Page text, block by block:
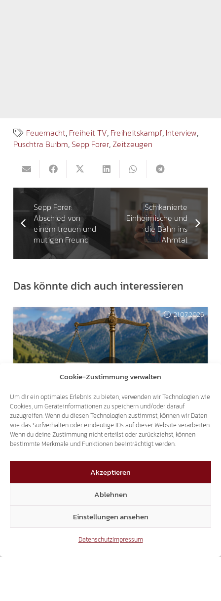
Cookie-Zustimmung verwalten
Um dir ein optimales Erlebnis zu bieten, verwenden wir Technologien wie
Cookies, um Geräteinformationen zu speichern und/oder darauf
zuzugreifen. Wenn du diesen Technologien zustimmst, können wir Daten
wie das Surfverhalten oder eindeutige IDs auf dieser Website verarbeiten.
Wenn du deine Zustimmung nicht erteilst oder zurückziehst, können
bestimmte Merkmale und Funktionen beeinträchtigt werden.
Akzeptieren
Ablehnen
Einstellungen ansehen
DatenschutzImpressum
Feuernacht, Freiheit TV, Freiheitskampf, Interview,
Puschtra Buibm, Sepp Forer, Zeitzeugen
Sepp Forer:
Abschied von
einem treuen und
mutigen Freund
Schikanierte
Einheimische und
die Bahn ins
Ahrntal
Das könnte dich auch interessieren
21.07.2026
WICHTIGSTER SCHUTZ DER SÜD-TIROLER:
DER PROPORZ ERKLÄRT
JUNGE SÜD-TIROLER FREIHEIT: